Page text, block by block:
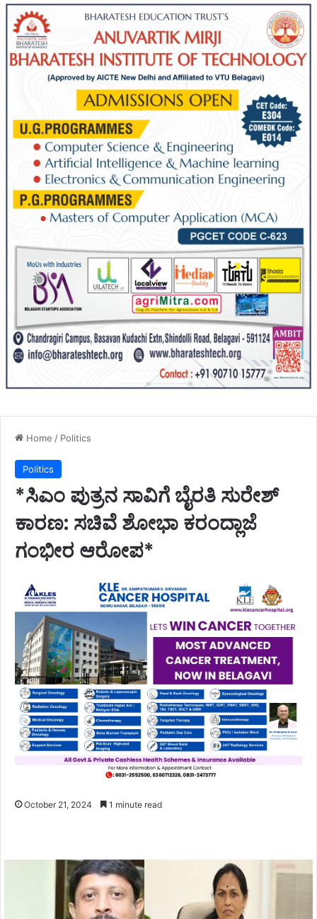
Home / Politics
Politics
*ಸಿಎಂ ಪುತ್ರನ ಸಾವಿಗೆ ಬೈರತಿ ಸುರೇಶ್
ಕಾರಣ: ಸಚಿವೆ ಶೋಭಾ ಕರಂದ್ಲಾಜೆ
ಗಂಭೀರ ಆರೋಪ*
October 21, 2024 1 minute read